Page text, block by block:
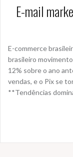
E-mail
E-commerce
brasileiro
12% sobre o ano
vendas, e o Pix se
**Tendências